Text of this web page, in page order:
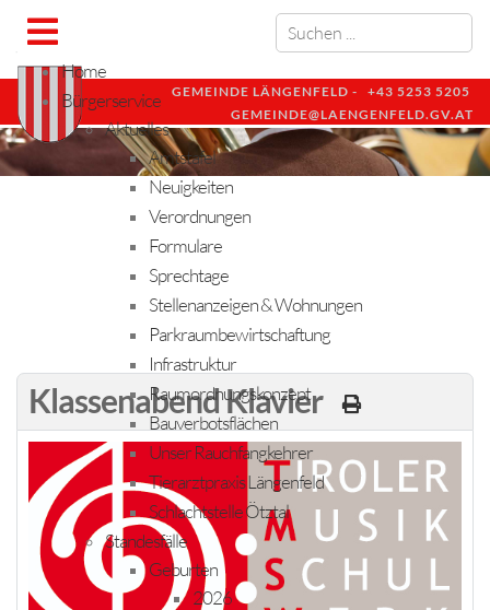
GEMEINDE LÄNGENFELD - +43 5253 5205
GEMEINDE@LAENGENFELD.GV.AT
Home
Bürgerservice
Aktuelles
Amtstafel
Neuigkeiten
Verordnungen
Formulare
Sprechtage
Stellenanzeigen & Wohnungen
Parkraumbewirtschaftung
Infrastruktur
Raumordnungskonzept
Bauverbotsflächen
Unser Rauchfangkehrer
Tierarztpraxis Längenfeld
Schlachtstelle Ötztal
Standesfälle
Geburten
2026
Klassenabend Klavier